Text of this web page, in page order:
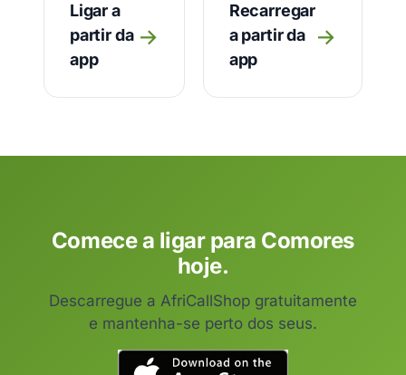
Ligar a
partir da
app
→
Recarregar
a partir da
app
→
Comece a ligar para Comores
hoje.
Descarregue a AfriCallShop gratuitamente
e mantenha-se perto dos seus.